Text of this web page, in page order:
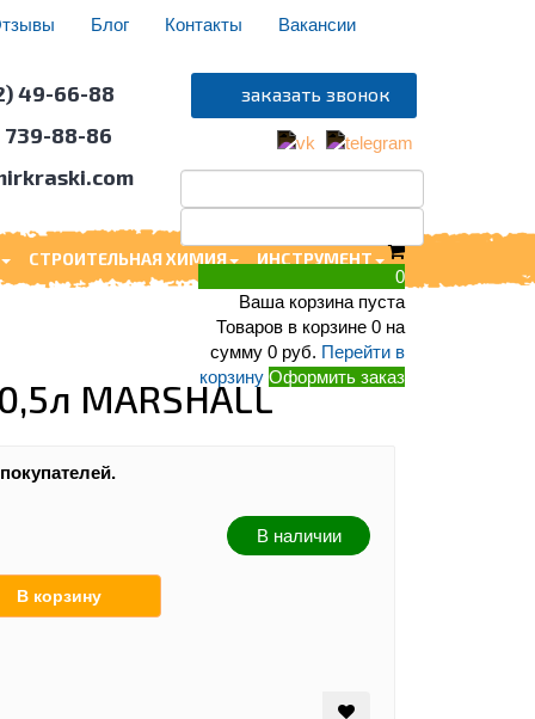
Блог Контакты Вакансии
49-66-88
739-88-86
0
Ваша корзина пуста
Товаров в корзине 0 на
сумму 0 руб. Перейти в
корзину Оформить заказ
СТРОИТЕЛЬНАЯ ХИМИЯ ИНСТРУМЕНТ
MARSHALL
В наличии